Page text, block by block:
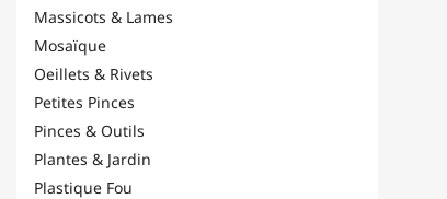
Massicots & Lames
Mosaïque
Oeillets & Rivets
Petites Pinces
Pinces & Outils
Plantes & Jardin
Plastique Fou